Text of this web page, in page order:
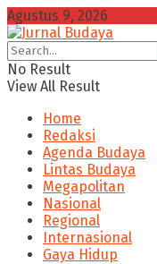
Agustus 9, 2026
No Result
View All Result
Home
Redaksi
Agenda Budaya
Lintas Budaya
Megapolitan
Nasional
Regional
Internasional
Gaya Hidup